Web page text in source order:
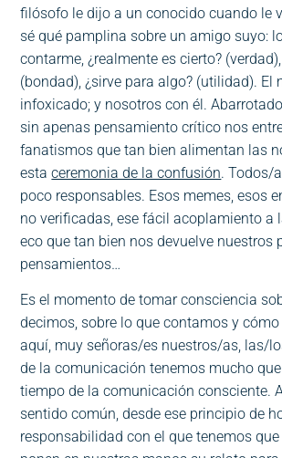
filósofo le dijo a un conocido cuando le
sé qué pamplina sobre un amigo suyo:
contarme, ¿realmente es cierto?
(bondad), ¿sirve para algo? (utilidad). El
infoxicado; y nosotros con él.
sin apenas pensamiento crítico nos
fanatismos que tan bien alimentan las
estaceremonia de la confusión. Todos/
poco responsables. Esos memes, esos
no verificadas, ese fácil acoplamiento a
eco que tan bien nos devuelve nuestros
pensamientos…
Es el momento de tomar consciencia
decimos, sobre lo que contamos y
aquí, muy señoras/es nuestros/as, las/
de la comunicación tenemos mucho
tiempo de la comunicación consciente.
sentido común, desde ese principio de
responsabilidad con el que tenemos